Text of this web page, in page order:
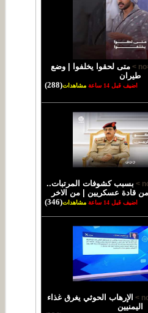
متى لحقوا يخلفوا | وضع
طيران
اضيف قبل 14 ساعة مشاهدات(288)
بسبب كشوفات المرتبات..
قادة عسكريين | من الاخر
اضيف قبل 14 ساعة مشاهدات(346)
الإرهاب الحوثي يغرق غذاء
اليمنيين